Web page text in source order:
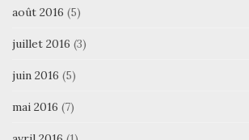
août 2016 (5)
juillet 2016 (3)
juin 2016 (5)
mai 2016 (7)